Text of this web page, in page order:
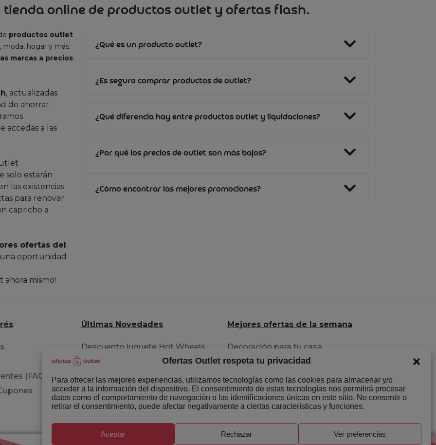
Ofertas Outlet respeta tu privacidad
Para ofrecer las mejores experiencias, utilizamos tecnologías como las cookies para almacenar y/o
acceder a la información del dispositivo. El consentimiento de estas tecnologías nos permitirá procesar
datos como el comportamiento de navegación o las identificaciones únicas en este sitio. No consentir o
retirar el consentimiento, puede afectar negativamente a ciertas características y funciones.
Aceptar Rechazar Ver preferencias
tienda online de productos outlet y ofertas flash.
productos outlet
hogar y más.
marcas a precios
, actualizadas
de ahorrar.
accedas a las
solo estarán
las existencias.
para renovar
capricho a
ofertas del
oportunidad
ahora mismo!
¿Qué es un producto outlet?
¿Es seguro comprar productos de outlet?
¿Qué diferencia hay entre productos outlet y liquidaciones?
¿Por qué los precios de outlet son más bajos?
¿Cómo encontrar las mejores promociones?
(FAQ)
Últimas Novedades
Descuento juguete Hot Wheels
pista acrobacia
Extensiones para tu cabello
Libro del permiso B circulación
Mejores ofertas de la semana
Decoración para tu casa
Herramientas al mejor precio
Descuentazos en Ropa